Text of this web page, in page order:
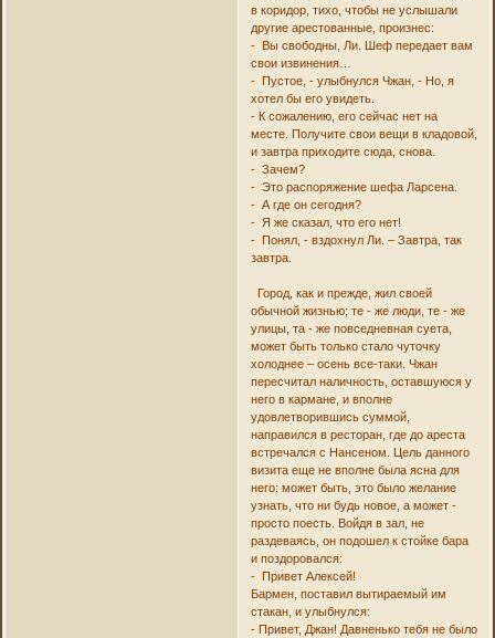
в коридор, тихо, чтобы не услышали
другие арестованные, произнес:
- Вы свободны, Ли. Шеф передает вам
свои извинения…
- Пустое, - улыбнулся Чжан, - Но, я
хотел бы его увидеть.
- К сожалению, его сейчас нет на
месте. Получите свои вещи в кладовой,
и завтра приходите сюда, снова.
- Зачем?
- Это распоряжение шефа Ларсена.
- А где он сегодня?
- Я же сказал, что его нет!
- Понял, - вздохнул Ли. – Завтра, так
завтра.
Город, как и прежде, жил своей
обычной жизнью; те - же люди, те - же
улицы, та - же повседневная суета,
может быть только стало чуточку
холоднее – осень все-таки. Чжан
пересчитал наличность, оставшуюся у
него в кармане, и вполне
удовлетворившись суммой,
направился в ресторан, где до ареста
встречался с Нансеном. Цель данного
визита еще не вполне была ясна для
него: может быть, это было желание
узнать, что ни будь новое, а может -
просто поесть. Войдя в зал, не
раздеваясь, он подошел к стойке бара
и поздоровался:
- Привет Алексей!
Бармен, поставил вытираемый им
стакан, и улыбнулся:
- Привет, Джан! Давненько тебя не было